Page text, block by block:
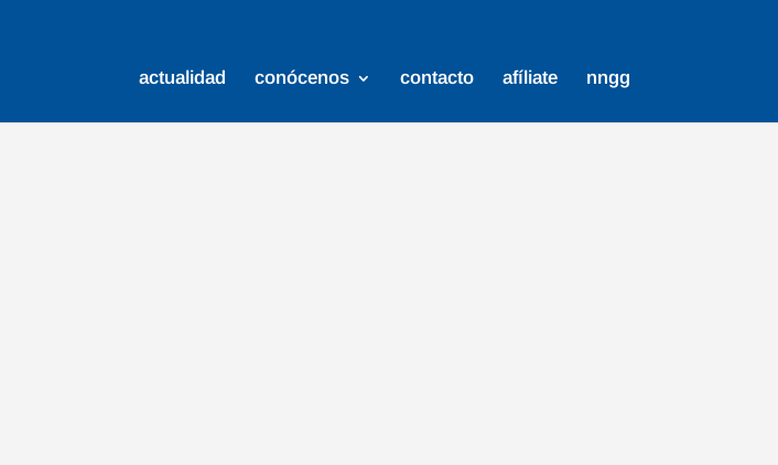
actualidad conócenos contacto afíliate nngg